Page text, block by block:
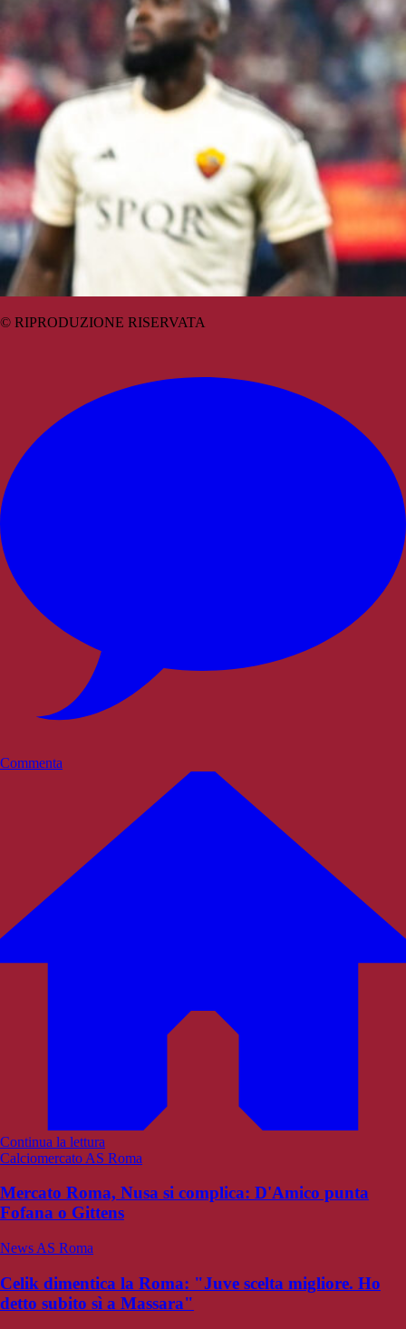
© RIPRODUZIONE RISERVATA
Commenta
Continua la lettura
Calciomercato AS Roma
Mercato Roma, Nusa si complica: D'Amico punta
Fofana o Gittens
News AS Roma
Celik dimentica la Roma: "Juve scelta migliore. Ho
detto subito sì a Massara"